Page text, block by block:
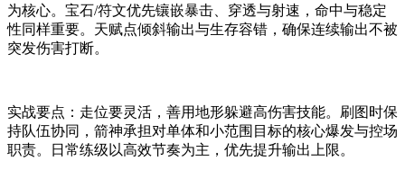
为核心。宝石/符文优先镶嵌暴击、穿透与射速，命中与稳定
性同样重要。天赋点倾斜输出与生存容错，确保连续输出不被
突发伤害打断。
实战要点：走位要灵活，善用地形躲避高伤害技能。刷图时保
持队伍协同，箭神承担对单体和小范围目标的核心爆发与控场
职责。日常练级以高效节奏为主，优先提升输出上限。